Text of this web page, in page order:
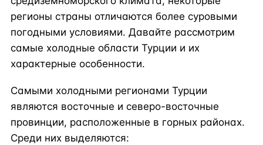
регионы страны отличаются более суровыми
погодными условиями. Давайте рассмотрим
самые холодные области Турции и их
характерные особенности.
Самыми холодными регионами Турции
являются восточные и северо-восточные
провинции, расположенные в горных районах.
Среди них выделяются: